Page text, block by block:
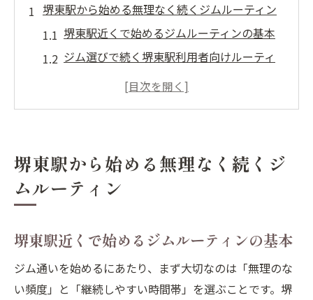
堺東駅から始める無理なく続くジムルーティン
堺東駅近くで始めるジムルーティンの基本
ジム選びで続く堺東駅利用者向けルーティ
法
理想の身体へ導くジム習慣の作り方
ジムで効果を実感する習慣化ステップ
身体変化を感じるためのジムルーティン作
成法
堺東駅から始める無理なく続くジ
ムルーティン
堺東駅近くで始めるジムルーティンの基本
ジム通いを始めるにあたり、まず大切なのは「無理のな
い頻度」と「継続しやすい時間帯」を選ぶことです。堺